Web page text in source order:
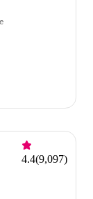
4.4(9,097)